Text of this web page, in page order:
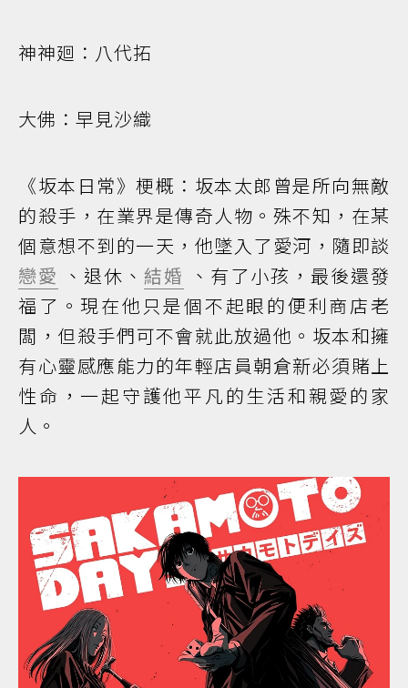
神神廻：八代拓
大佛：早見沙織
《坂本日常》梗概：坂本太郎曾是所向無敵
的殺手，在業界是傳奇人物。殊不知，在某
個意想不到的一天，他墜入了愛河，隨即談
戀愛 、退休、結婚 、有了小孩，最後還發
福了。現在他只是個不起眼的便利商店老
闆，但殺手們可不會就此放過他。坂本和擁
有心靈感應能力的年輕店員朝倉新必須賭上
性命，一起守護他平凡的生活和親愛的家
人。